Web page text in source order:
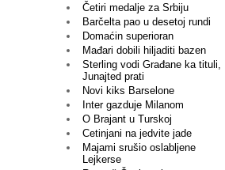
Četiri medalje za Srbiju
Barčelta pao u desetoj rundi
Domaćin superioran
Mađari dobili hiljaditi bazen
Sterling vodi Građane ka tituli,
Junajted prati
Novi kiks Barselone
Inter gazduje Milanom
O Brajant u Turskoj
Cetinjani na jedvite jade
Majami srušio oslabljene
Lejkerse